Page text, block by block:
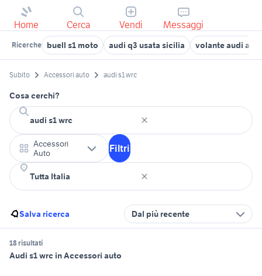
Home Cerca Vendi Messaggi
Ricerche buell s1 moto audi q3 usata sicilia volante audi a3
Subito Accessori auto audi s1 wrc
Cosa cerchi?
Accessori
Auto
Filtri
Salva ricerca Dal più recente
18 risultati
Audi s1 wrc in Accessori auto